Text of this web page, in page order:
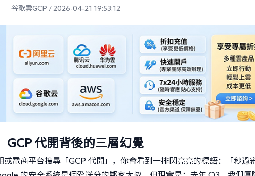
谷歌雲GCP / 2026-04-21 19:53:12
GCP 代開背後的三層幻覺
電商平台搜尋「GCP 代開」，你會看到一排閃亮亮的標語：「秒過